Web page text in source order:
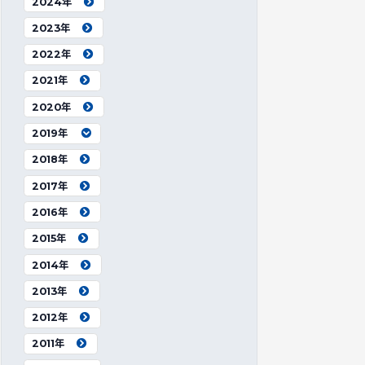
2023年
2022年
2021年
2020年
2019年
2018年
2017年
2016年
2015年
2014年
2013年
2012年
2011年